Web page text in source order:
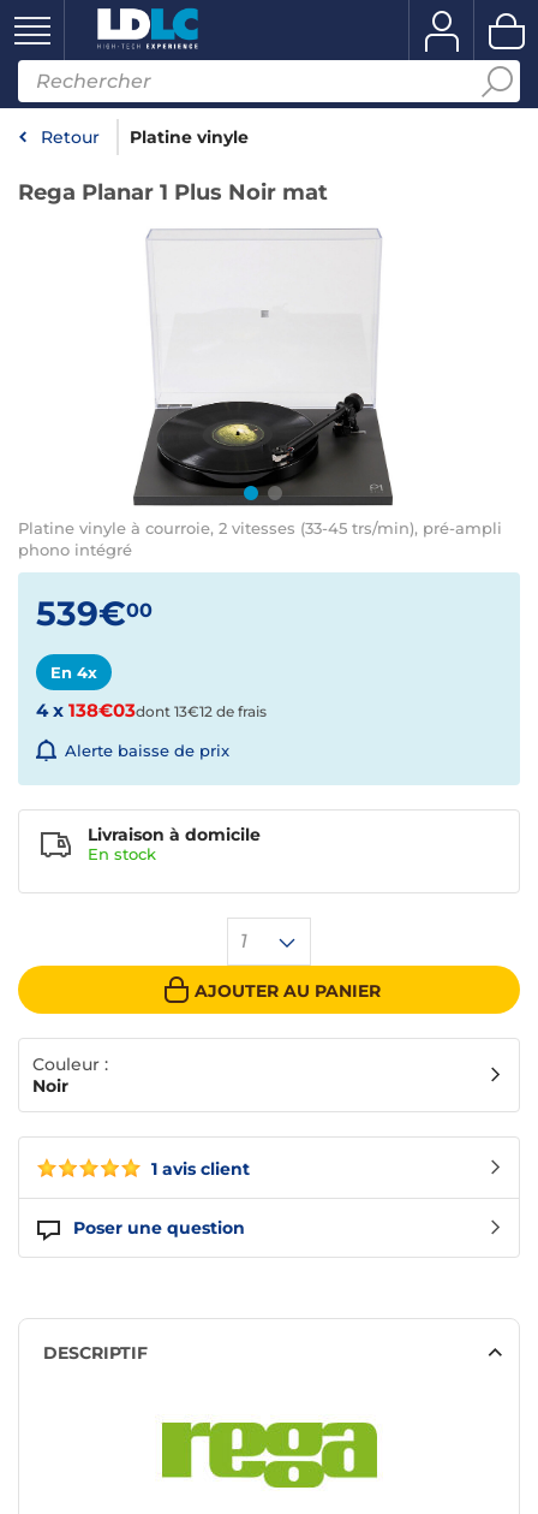
Retour Platine vinyle
Rega Planar 1 Plus Noir mat
Platine vinyle à courroie, 2 vitesses (33-45 trs/min), pré-ampli
phono intégré
1 avis client
Poser une question
539€00
En 4x
4 x 138€03dont 13€12 de frais
Alerte baisse de prix
1
AJOUTER AU PANIER
Livraison à domicile
En stock
Couleur :
Noir
DESCRIPTIF